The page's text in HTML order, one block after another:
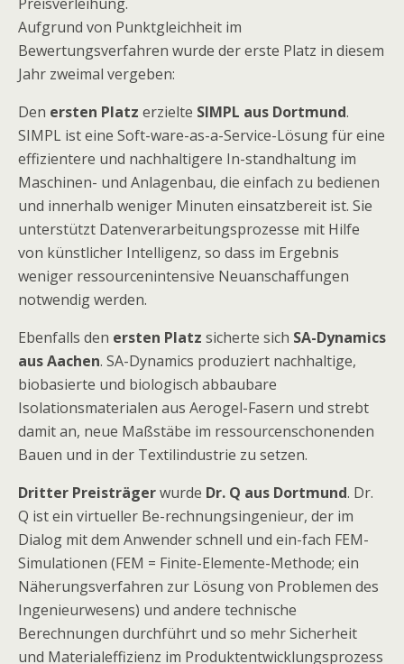
Aufgrund von Punktgleichheit im
Bewertungsverfahren wurde der erste Platz in diesem
Jahr zweimal vergeben:
Den ersten Platz erzielte SIMPL aus Dortmund.
SIMPL ist eine Soft-ware-as-a-Service-Lösung für eine
effizientere und nachhaltigere In-standhaltung im
Maschinen- und Anlagenbau, die einfach zu bedienen
und innerhalb weniger Minuten einsatzbereit ist. Sie
unterstützt Datenverarbeitungsprozesse mit Hilfe
von künstlicher Intelligenz, so dass im Ergebnis
weniger ressourcenintensive Neuanschaffungen
notwendig werden.
Ebenfalls den ersten Platz sicherte sich SA-Dynamics
aus Aachen. SA-Dynamics produziert nachhaltige,
biobasierte und biologisch abbaubare
Isolationsmaterialen aus Aerogel-Fasern und strebt
damit an, neue Maßstäbe im ressourcenschonenden
Bauen und in der Textilindustrie zu setzen.
Dritter Preisträgerwurde Dr. Q aus Dortmund. Dr.
Q ist ein virtueller Be-rechnungsingenieur, der im
Dialog mit dem Anwender schnell und ein-fach FEM-
Simulationen (FEM = Finite-Elemente-Methode; ein
Näherungsverfahren zur Lösung von Problemen des
Ingenieurwesens) und andere technische
Berechnungen durchführt und so mehr Sicherheit
und Materialeffizienz im Produktentwicklungsprozess